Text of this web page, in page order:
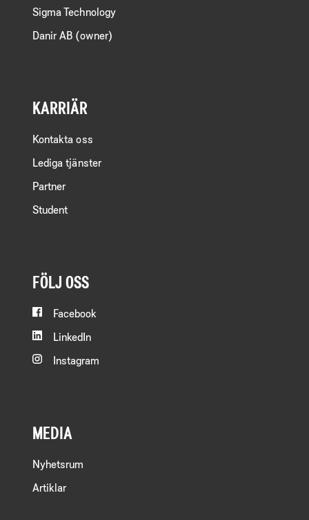
Sigma Technology
Danir AB (owner)
KARRIÄR
Kontakta oss
Lediga tjänster
Partner
Student
FÖLJ OSS
Facebook
LinkedIn
Instagram
MEDIA
Nyhetsrum
Artiklar